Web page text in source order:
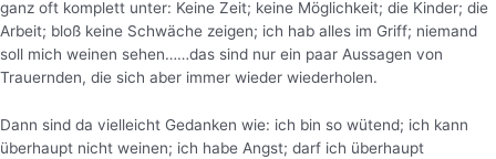
ganz oft komplett unter: Keine Zeit; keine Möglichkeit; die Kinder; die
Arbeit; bloß keine Schwäche zeigen; ich hab alles im Griff; niemand
soll mich weinen sehen……das sind nur ein paar Aussagen von
Trauernden, die sich aber immer wieder wiederholen.
Dann sind da vielleicht Gedanken wie: ich bin so wütend; ich kann
überhaupt nicht weinen; ich habe Angst; darf ich überhaupt